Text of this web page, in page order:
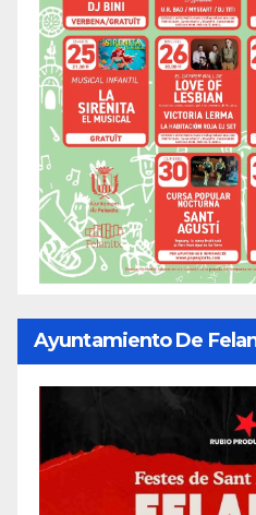
Ayuntamiento De